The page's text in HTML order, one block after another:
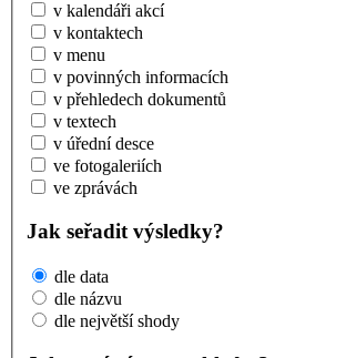
v kalendáři akcí
v kontaktech
v menu
v povinných informacích
v přehledech dokumentů
v textech
v úřední desce
ve fotogaleriích
ve zprávách
Jak seřadit výsledky?
dle data
dle názvu
dle největší shody